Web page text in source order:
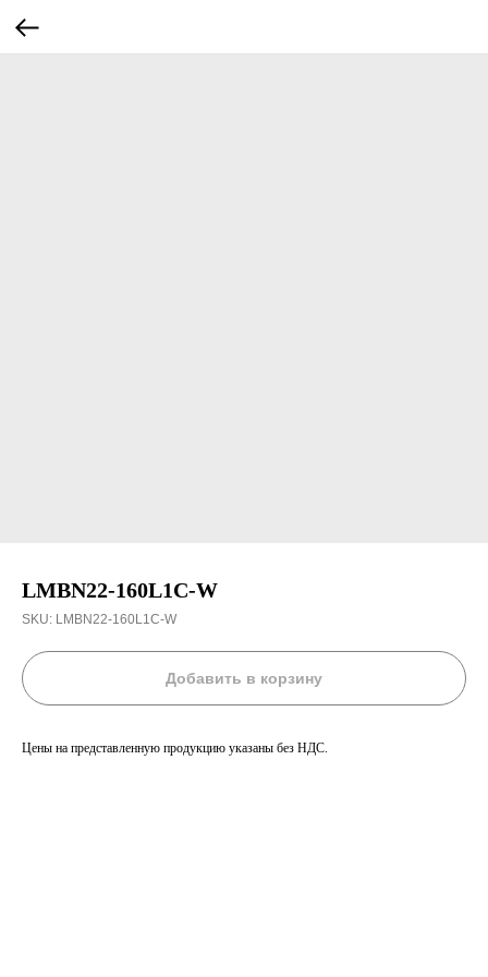
LMBN22-160L1C-W
SKU: LMBN22-160L1C-W
Добавить в корзину
Цены на представленную продукцию указаны без НДС.